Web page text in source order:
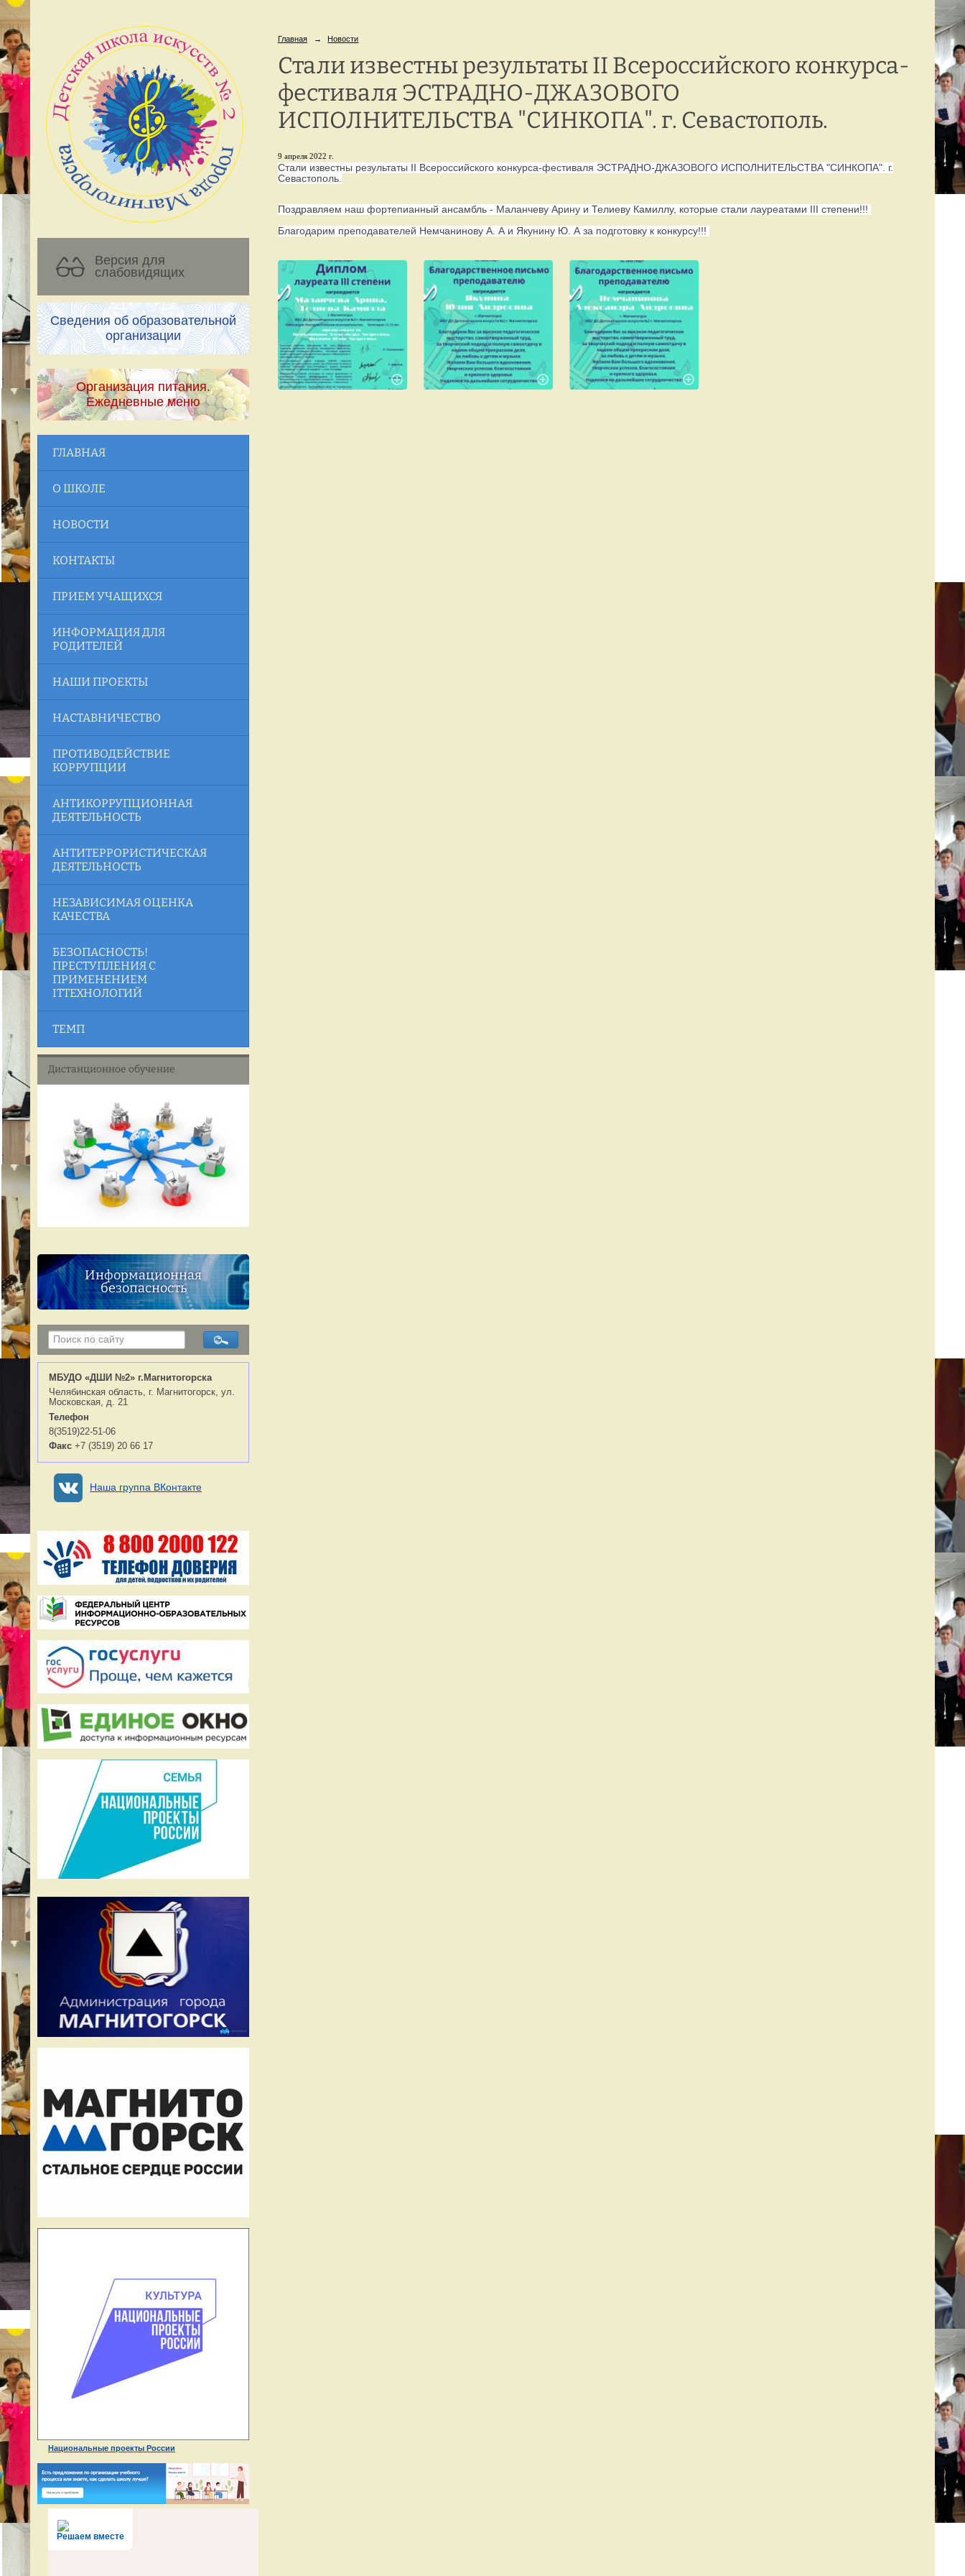
Версия для
слабовидящих
Сведения об образовательной
организации
Организация питания.
Ежедневные меню
ГЛАВНАЯ
О ШКОЛЕ
НОВОСТИ
КОНТАКТЫ
ПРИЕМ УЧАЩИХСЯ
ИНФОРМАЦИЯ ДЛЯ
РОДИТЕЛЕЙ
НАШИ ПРОЕКТЫ
НАСТАВНИЧЕСТВО
ПРОТИВОДЕЙСТВИЕ
КОРРУПЦИИ
АНТИКОРРУПЦИОННАЯ
ДЕЯТЕЛЬНОСТЬ
АНТИТЕРРОРИСТИЧЕСКАЯ
ДЕЯТЕЛЬНОСТЬ
НЕЗАВИСИМАЯ ОЦЕНКА
КАЧЕСТВА
БЕЗОПАСНОСТЬ!
ПРЕСТУПЛЕНИЯ С
ПРИМЕНЕНИЕМ
ITТЕХНОЛОГИЙ
ТЕМП
Дистанционное обучение
Информационная
безопасность
МБУДО «ДШИ №2» г.Магнитогорска
Челябинская область, г. Магнитогорск, ул.
Московская, д. 21
Телефон
8(3519)22-51-06
Факс +7 (3519) 20 66 17
Наша группа ВКонтакте
Национальные проекты России
Решаем вместе
Главная → Новости
Стали известны результаты II Всероссийского конкурса-
фестиваля ЭСТРАДНО-ДЖАЗОВОГО
ИСПОЛНИТЕЛЬСТВА "СИНКОПА". г. Севастополь.
9 апреля 2022 г.
Стали известны результаты II Всероссийского конкурса-фестиваля ЭСТРАДНО-ДЖАЗОВОГО ИСПОЛНИТЕЛЬСТВА "СИНКОПА". г.
Севастополь.
Поздравляем наш фортепианный ансамбль - Маланчеву Арину и Телиеву Камиллу, которые стали лауреатами III степени!!!
Благодарим преподавателей Немчанинову А. А и Якунину Ю. А за подготовку к конкурсу!!!